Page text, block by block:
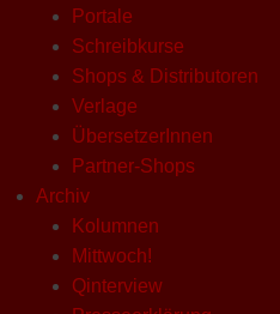
Portale
Schreibkurse
Shops & Distributoren
Verlage
ÜbersetzerInnen
Partner-Shops
Archiv
Kolumnen
Mittwoch!
Qinterview